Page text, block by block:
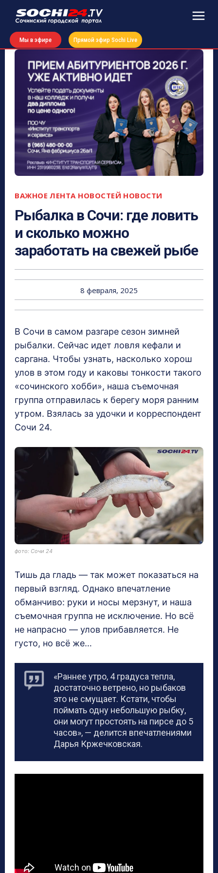
Мы в эфире Прямой эфир Sochi Live
ВАЖНОЕ ЛЕНТА НОВОСТЕЙ НОВОСТИ
Рыбалка в Сочи: где ловить
и сколько можно
заработать на свежей рыбе
8 февраля, 2025
В Сочи в самом разгаре сезон зимней
рыбалки. Сейчас идет ловля кефали и
саргана. Чтобы узнать, насколько хорош
улов в этом году и каковы тонкости такого
«сочинского хобби», наша съемочная
группа отправилась к берегу моря ранним
утром. Взялась за удочки и корреспондент
Сочи 24.
фото: Сочи 24
Тишь да гладь — так может показаться на
первый взгляд. Однако впечатление
обманчиво: руки и носы мерзнут, и наша
съемочная группа не исключение. Но всё
не напрасно — улов прибавляется. Не
густо, но всё же…
«Раннее утро, 4 градуса тепла,
достаточно ветрено, но рыбаков
это не смущает. Кстати, чтобы
поймать одну небольшую рыбку,
они могут простоять на пирсе до 5
часов», — делится впечатлениями
Дарья Кржечковская.